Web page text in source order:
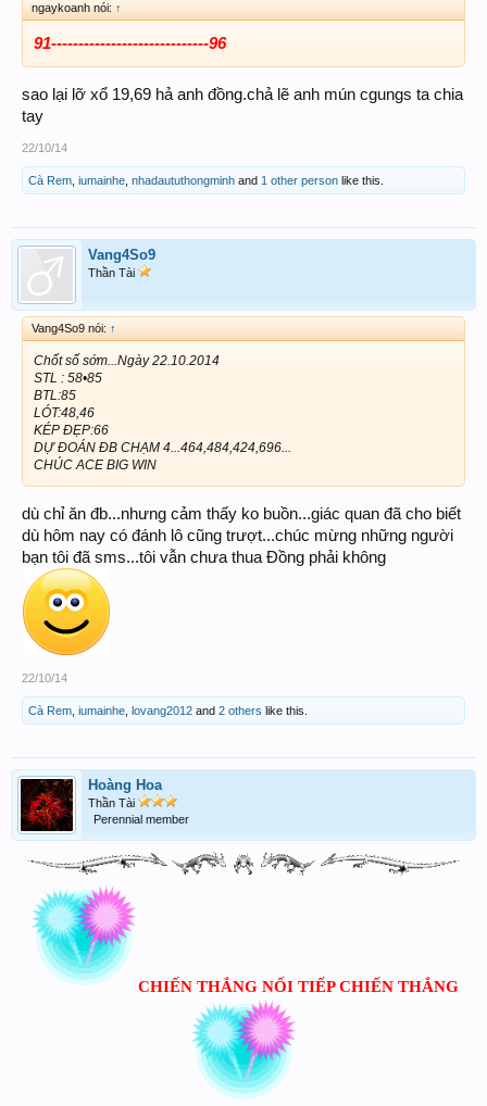
ngaykoanh nói: ↑
91-----------------------------96
sao lại lỡ xổ 19,69 hả anh đồng.chả lẽ anh mún cgungs ta chia
tay
22/10/14
Cà Rem iumainhe nhadaututhongminh and 1 other person like this.
Vang4So9
Thần Tài
Vang4So9 nói: ↑
Chốt số sớm...Ngày 22.10.2014
STL : 58•85
BTL:85
LÓT:48,46
KÉP ĐẸP:66
DỰ ĐOÁN ĐB CHẠM 4...464,484,424,696...
CHÚC ACE BIG WIN
dù chỉ ăn đb...nhưng cảm thấy ko buồn...giác quan đã cho biết
dù hôm nay có đánh lô cũng trượt...chúc mừng những người
bạn tôi đã sms...tôi vẫn chưa thua Đồng phải không
22/10/14
Cà Rem iumainhe lovang2012 and 2 others like this.
Hoàng Hoa
Thần Tài
Perennial member
CHIẾN THẮNG NỐI TIẾP CHIẾN THẮNG